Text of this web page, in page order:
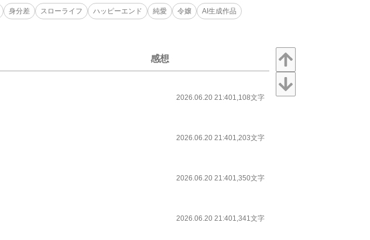
身分差 スローライフ ハッピーエンド 純愛 令嬢 AI生成作品
感想
2026.06.20 21:401,108文字
2026.06.20 21:401,203文字
2026.06.20 21:401,350文字
2026.06.20 21:401,341文字